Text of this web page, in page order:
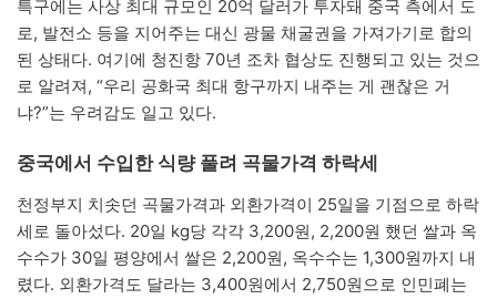
특구에는 사상 최대 규모인 20억 달러가 투자돼 중국 측에서 도
로, 발전소 등을 지어주는 대신 광물 채굴권을 가져가기로 합의
된 상태다. 여기에 청진항 70년 조차 협상도 진행되고 있는 것으
로 알려져, “우리 공화국 최대 항구까지 내주는 게 괜찮은 거
냐?”는 우려감도 일고 있다.
중국에서 수입한 식량 풀려 곡물가격 하락세
천정부지 치솟던 곡물가격과 외환가격이 25일을 기점으로 하락
세로 돌아섰다. 20일 kg당 각각 3,200원, 2,200원 했던 쌀과 옥
수수가 30일 평양에서 쌀은 2,200원, 옥수수는 1,300원까지 내
렸다. 외환가격도 달라는 3,400원에서 2,750원으로 인민폐는